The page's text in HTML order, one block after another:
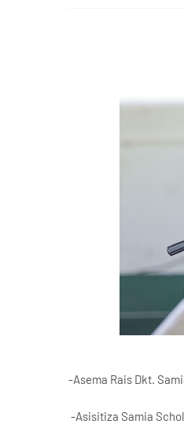
-Asema Rais Dkt.
-Asisitiza Samia